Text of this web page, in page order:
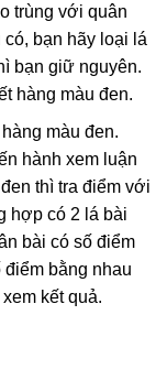
trùng với quân
bạn hãy loại lá
bạn giữ nguyên.
hàng màu đen.
màu đen.
hành xem luận
thì tra điểm với
hợp có 2 lá bài
bài có số điểm
điểm bằng nhau
kết quả.